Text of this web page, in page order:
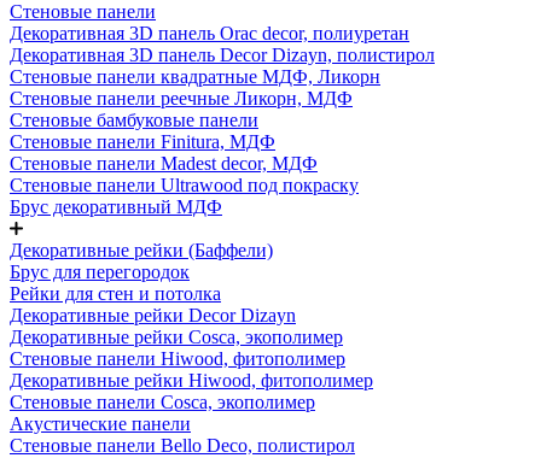
Стеновые панели
Декоративная 3D панель Orac decor, полиуретан
Декоративная 3D панель Decor Dizayn, полистирол
Стеновые панели квадратные МДФ, Ликорн
Стеновые панели реечные Ликорн, МДФ
Стеновые бамбуковые панели
Стеновые панели Finitura, МДФ
Стеновые панели Madest decor, МДФ
Стеновые панели Ultrawood под покраску
Брус декоративный МДФ
Декоративные рейки (Баффели)
Брус для перегородок
Рейки для стен и потолка
Декоративные рейки Decor Dizayn
Декоративные рейки Cosca, экополимер
Стеновые панели Hiwood, фитополимер
Декоративные рейки Hiwood, фитополимер
Стеновые панели Cosca, экополимер
Акустические панели
Стеновые панели Bello Deco, полистирол